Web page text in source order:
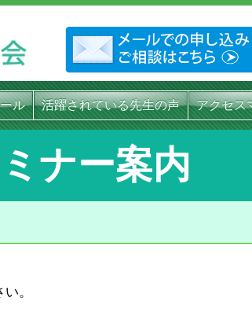
ル 活躍されている先生の声 アクセス
ナー案内
。